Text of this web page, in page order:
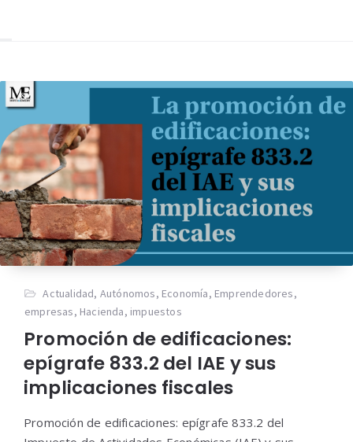
Actualidad, Autónomos, Economía, Emprendedores,
empresas, Hacienda, impuestos
Promoción de edificaciones:
epígrafe 833.2 del IAE y sus
implicaciones fiscales
Promoción de edificaciones: epígrafe 833.2 del